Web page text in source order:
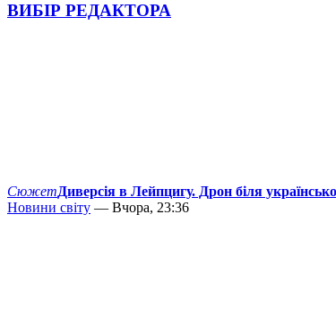
ВИБІР РЕДАКТОРА
СюжетДиверсія в Лейпцигу. Дрон біля
Новини світу — Вчора, 23:36